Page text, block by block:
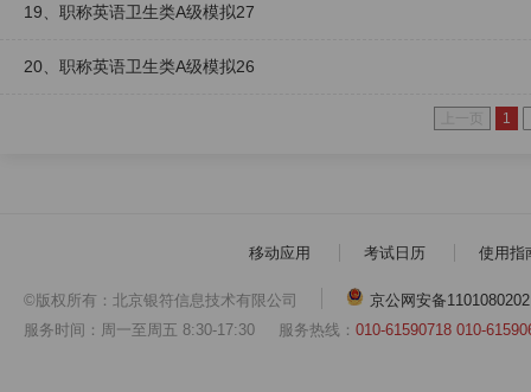
19、职称英语卫生类A级模拟27
20、职称英语卫生类A级模拟26
1
移动应用 考试日历 使用指
©版权所有：北京银符信息技术有限公司
京公网安备
服务时间：周一至周五 8:30-17:30 服务热线： 010-61590718 010-